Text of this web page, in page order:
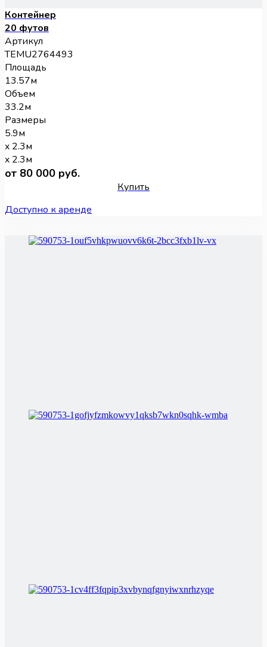
Контейнер
20 футов
Артикул
TEMU2764493
Площадь
13.57м
Объем
33.2м
Размеры
5.9м
x 2.3м
x 2.3м
от 80 000 руб.
Купить
Доступно к аренде